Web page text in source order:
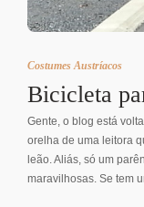
Costumes Austríacos
Bicicleta
Gente, o blog está
orelha de uma leitora
leão. Aliás, só um
maravilhosas. Se tem